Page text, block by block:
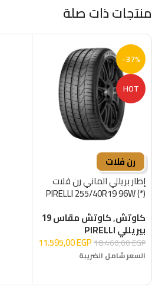
منتجات ذات صلة
-37%
HOT
رن فلات
إطار بريللي الماني رن فلات
PIRELLI 255/40R19 96W (*)
كاوتش,كاوتش مقاس 19
بيريللي PIRELLI
18.460,00EGP
11.595,00EGP
السعر شامل الضريبة